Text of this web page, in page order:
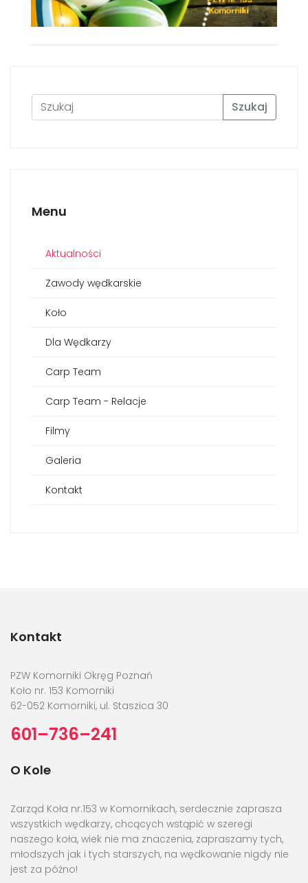
Szukaj
Menu
Aktualności
Zawody wędkarskie
Koło
Dla Wędkarzy
Carp Team
Carp Team - Relacje
Filmy
Galeria
Kontakt
Kontakt
PZW Komorniki Okręg Poznań
Koło nr. 153 Komorniki
62-052 Komorniki, ul. Staszica 30
601–736–241
O Kole
Zarząd Koła nr.153 w Komornikach, serdecznie zaprasza
wszystkich wędkarzy, chcących wstąpić w szeregi
naszego koła, wiek nie ma znaczenia, zapraszamy tych,
młodszych jak i tych starszych, na wędkowanie nigdy nie
jest za późno!